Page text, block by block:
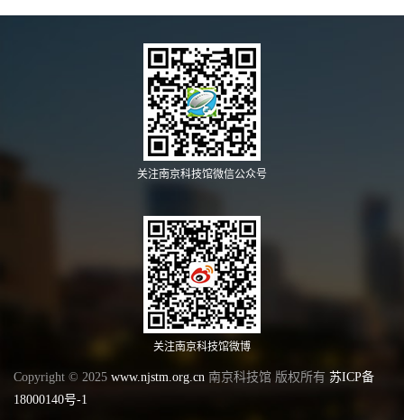
关注南京科技馆微信公众号
关注南京科技馆微博
Copyright © 2025 www.njstm.org.cn 南京科技馆 版权所有 苏ICP备
18000140号-1